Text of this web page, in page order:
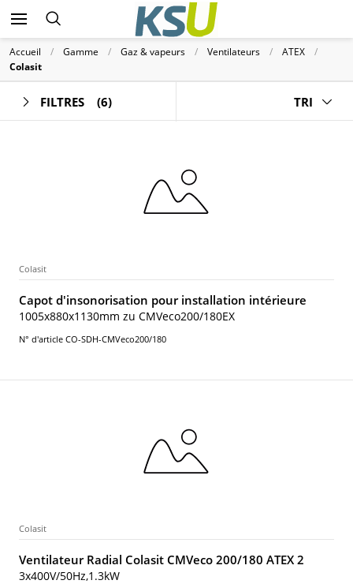
Accueil Gamme Gaz & vapeurs Ventilateurs
ATEX
Colasit
FILTRES (6) TRI
Colasit
Capot d'insonorisation pour installation intérieure
1005x880x1130mm zu CMVeco200/180EX
N° d'article CO-SDH-CMVeco200/180
Colasit
Ventilateur Radial Colasit CMVeco 200/180 ATEX 2
3x400V/50Hz,1.3kW